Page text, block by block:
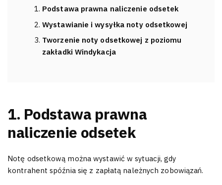
Podstawa prawna naliczenie odsetek
Wystawianie i wysyłka noty odsetkowej
Tworzenie noty odsetkowej z poziomu
zakładki Windykacja
1. Podstawa prawna
naliczenie odsetek
Notę odsetkową można wystawić w sytuacji, gdy
kontrahent spóźnia się z zapłatą należnych zobowiązań.